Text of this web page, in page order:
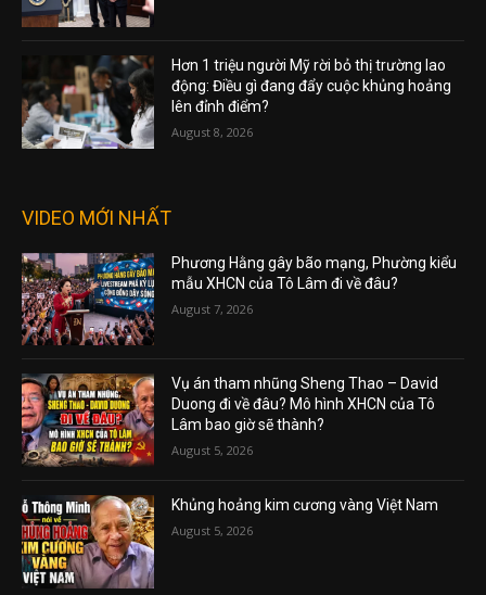
Hơn 1 triệu người Mỹ rời bỏ thị trường lao
động: Điều gì đang đẩy cuộc khủng hoảng
lên đỉnh điểm?
August 8, 2026
VIDEO MỚI NHẤT
Phương Hằng gây bão mạng, Phường kiểu
mẫu XHCN của Tô Lâm đi về đâu?
August 7, 2026
Vụ án tham nhũng Sheng Thao – David
Duong đi về đâu? Mô hình XHCN của Tô
Lâm bao giờ sẽ thành?
August 5, 2026
Khủng hoảng kim cương vàng Việt Nam
August 5, 2026